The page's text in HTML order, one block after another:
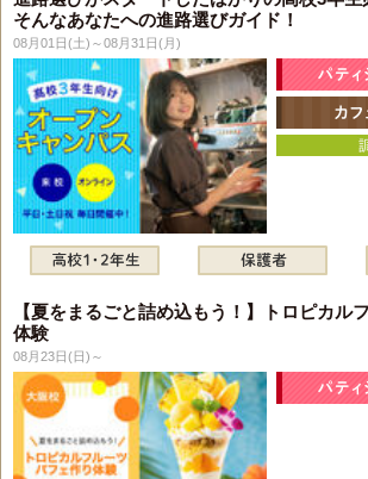
そんなあなたへの進路選びガイド！
08月01日(土)～08月31日(月)
【夏をまるごと詰め込もう！】トロピカル
体験
08月23日(日)～